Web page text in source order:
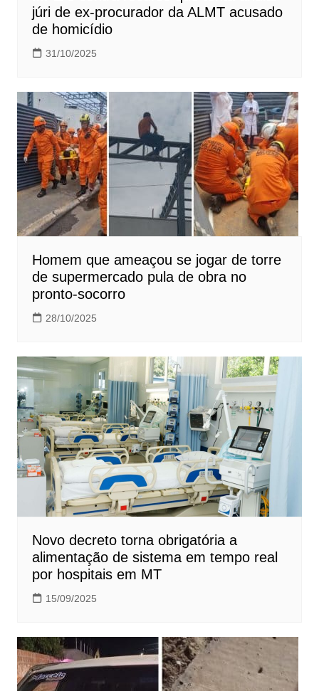
júri de ex-procurador da ALMT acusado
de homicídio
31/10/2025
Homem que ameaçou se jogar de torre
de supermercado pula de obra no
pronto-socorro
28/10/2025
Novo decreto torna obrigatória a
alimentação de sistema em tempo real
por hospitais em MT
15/09/2025